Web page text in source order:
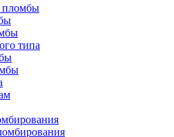
пломбы
типа